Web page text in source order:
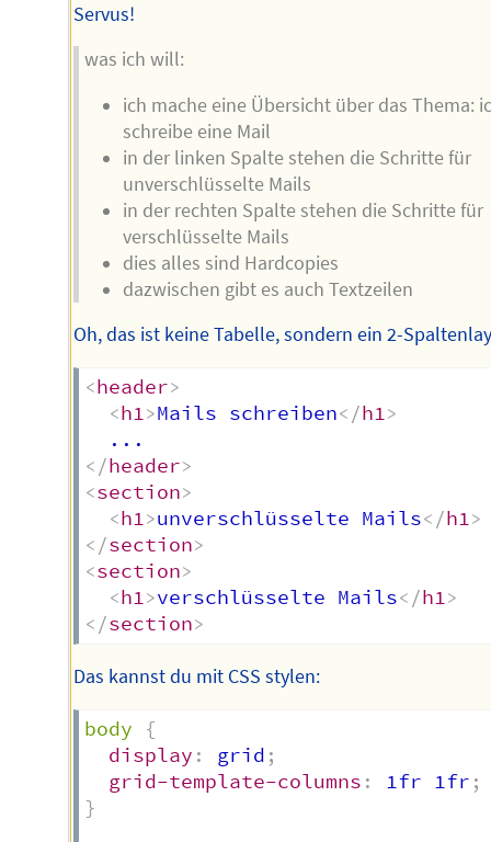
Servus!
was ich will:
ich mache eine Übersicht über das Thema:
schreibe eine Mail
in der linken Spalte stehen die Schritte für
unverschlüsselte Mails
in der rechten Spalte stehen die Schritte für
verschlüsselte Mails
dies alles sind Hardcopies
dazwischen gibt es auch Textzeilen
Oh, das ist keine Tabelle, sondern ein 2-
<header>
<h1>Mails schreiben</h1>
</header>
<section>
<h1>unverschlüsselte Mails</h1>
</section>
<section>
<h1>verschlüsselte Mails</h1>
</section>
Das kannst du mit CSS stylen:
body
{
display : grid ;
grid-template-columns : 1fr 1fr ;
}